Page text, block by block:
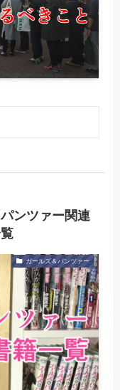
ンツァー関連
ガールズ＆パンツァー